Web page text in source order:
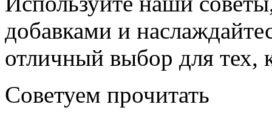
добавками и
отличный выбор для тех,
Советуем прочитать